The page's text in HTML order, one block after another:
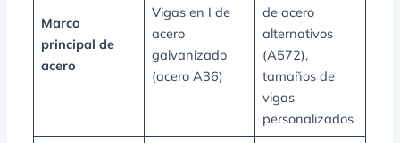
Marco
principal de
acero
Vigas en I de
acero
galvanizado
(acero A36)
de acero
alternativos
(A572),
tamaños de
vigas
personalizados